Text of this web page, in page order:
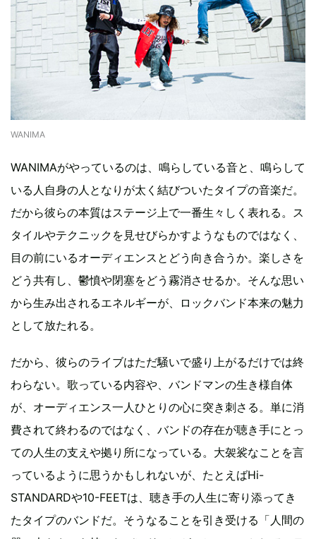
WANIMA
WANIMAがやっているのは、鳴らしている音と、鳴らして
いる人自身の人となりが太く結びついたタイプの音楽だ。
だから彼らの本質はステージ上で一番生々しく表れる。ス
タイルやテクニックを見せびらかすようなものではなく、
目の前にいるオーディエンスとどう向き合うか。楽しさを
どう共有し、鬱憤や閉塞をどう霧消させるか。そんな思い
から生み出されるエネルギーが、ロックバンド本来の魅力
として放たれる。
だから、彼らのライブはただ騒いで盛り上がるだけでは終
わらない。歌っている内容や、バンドマンの生き様自体
が、オーディエンス一人ひとりの心に突き刺さる。単に消
費されて終わるのではなく、バンドの存在が聴き手にとっ
ての人生の支えや拠り所になっている。大袈裟なことを言
っているように思うかもしれないが、たとえばHi-
STANDARDや10-FEETは、聴き手の人生に寄り添ってき
たタイプのバンドだ。そうなることを引き受ける「人間の